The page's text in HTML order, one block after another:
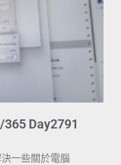
Day2791
一些關於電腦